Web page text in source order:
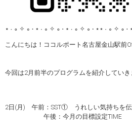
⋆ ∙ ∘ ✧ ∘ ⋅ ⋆ ∙ ∘ ✧ ∘ ⋅ ⋆ ∙ ∘ ✧ ∘ ⋅ ⋆⋆ ∙ ∘ ✧ ∘ ⋅
こんにちは！ココルポート名古屋金山駅前
今回は2月前半のプログラムを紹介していき
2日(月) 午前：SST① うれしい気持ちを伝
午後：今月の目標設定TIME